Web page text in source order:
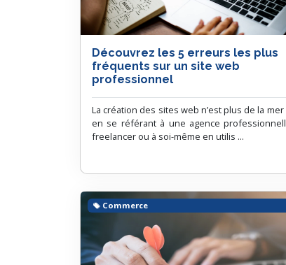
Découvrez les 5 erreurs les plus
fréquents sur un site web
professionnel
La création des sites web n’est plus de la
en se référant à une agence
freelancer ou à soi-même en utilis ...
Commerce